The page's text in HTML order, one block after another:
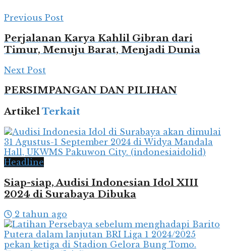
Previous Post
Perjalanan Karya Kahlil Gibran dari
Timur, Menuju Barat, Menjadi Dunia
Next Post
PERSIMPANGAN DAN PILIHAN
ArtikelTerkait
Headline
Siap-siap, Audisi Indonesian Idol XIII
2024 di Surabaya Dibuka
2 tahun ago